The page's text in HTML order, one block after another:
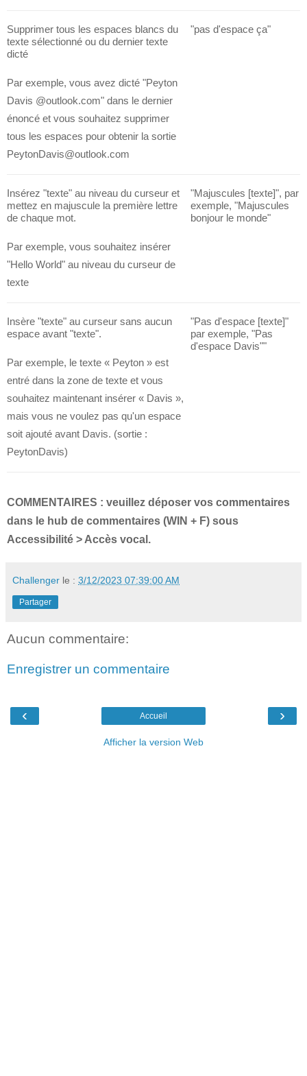
Supprimer tous les espaces blancs du
texte sélectionné ou du dernier texte
dicté
Par exemple, vous avez dicté "Peyton
Davis @outlook.com" dans le dernier
énoncé et vous souhaitez supprimer
tous les espaces pour obtenir la sortie
PeytonDavis@outlook.com
"pas d'espace ça"
Insérez "texte" au niveau du curseur et
mettez en majuscule la première lettre
de chaque mot.
Par exemple, vous souhaitez insérer
"Hello World" au niveau du curseur de
texte
"Majuscules [texte]", par
exemple, "Majuscules
bonjour le monde"
Insère "texte" au curseur sans aucun
espace avant "texte".
Par exemple, le texte « Peyton » est
entré dans la zone de texte et vous
souhaitez maintenant insérer « Davis »,
mais vous ne voulez pas qu'un espace
soit ajouté avant Davis. (sortie :
PeytonDavis)
"Pas d'espace [texte]"
par exemple, "Pas
d'espace Davis""
COMMENTAIRES : veuillez déposer vos commentaires
dans le hub de commentaires (WIN + F) sous
Accessibilité > Accès vocal.
Challenger le : 3/12/2023 07:39:00 AM
Partager
Aucun commentaire:
Enregistrer un commentaire
‹ ›
Accueil
Afficher la version Web